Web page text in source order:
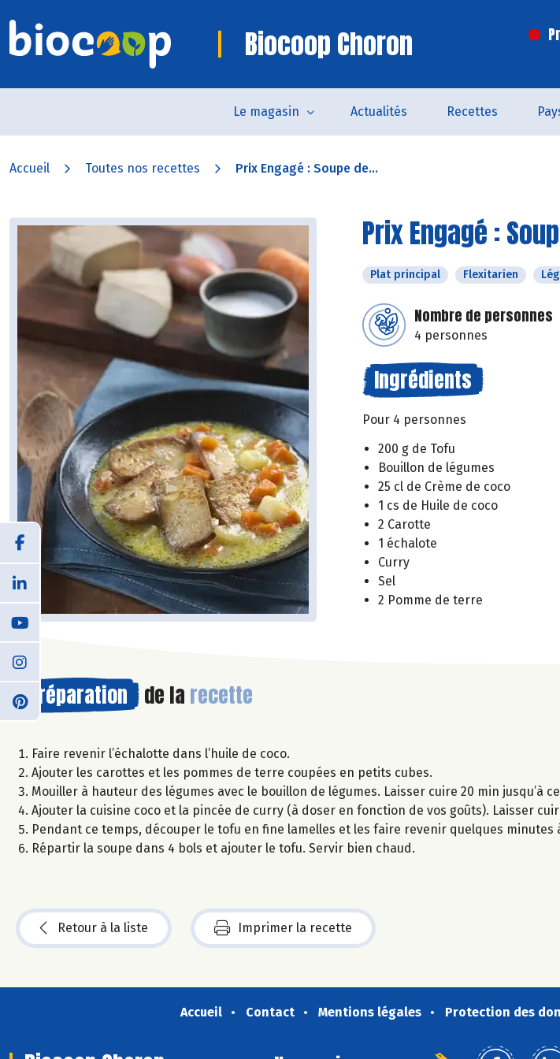
Biocoop Choron
Le magasin Actualités Recettes
Accueil Toutes nos recettes Prix Engagé : Soupe de...
Prix Engagé :
Plat principal Flexitarien
Nombre de personnes
4 personnes
Ingrédients
Pour 4 personnes
200 g de Tofu
Bouillon de légumes
25 cl de Crème de coco
1 cs de Huile de coco
2 Carotte
1 échalote
Curry
Sel
2 Pomme de terre
Préparation de la recette
Faire revenir l’échalotte dans l’huile de coco.
Ajouter les carottes et les pommes de terre coupées en petits cubes.
Mouiller à hauteur des légumes avec le bouillon de légumes. Laisser cuire 20 min jusqu’à
Ajouter la cuisine coco et la pincée de curry (à doser en fonction de vos goûts). Laisser
Pendant ce temps, découper le tofu en fine lamelles et les faire revenir quelques minutes
Répartir la soupe dans 4 bols et ajouter le tofu. Servir bien chaud.
Retour à la liste Imprimer la recette
Accueil Contact Mentions légales Protection des